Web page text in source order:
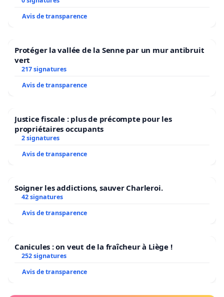
Avis de transparence
Protéger la vallée de la Senne par un mur antibruit
vert
217 signatures
Avis de transparence
Justice fiscale : plus de précompte pour les
propriétaires occupants
2 signatures
Avis de transparence
Soigner les addictions, sauver Charleroi.
42 signatures
Avis de transparence
Canicules : on veut de la fraîcheur à Liège !
252 signatures
Avis de transparence